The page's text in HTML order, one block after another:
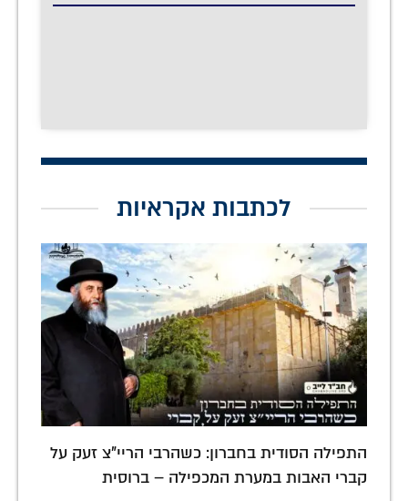
לכתבות אקראיות
התפילה הסודית בחברון: כשהרבי הריי"צ זעק על
קברי האבות במערת המכפילה – ברוסית